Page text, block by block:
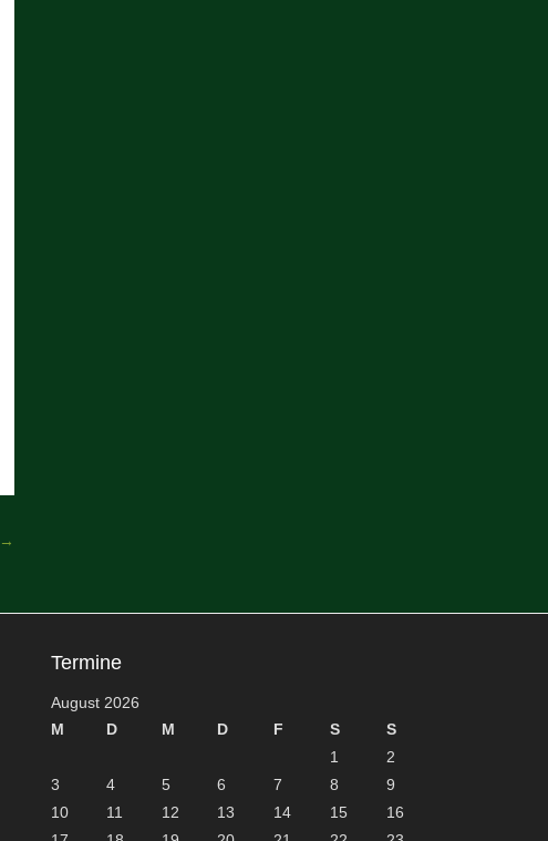
→
Termine
August 2026
M
D M D F S
S
1
2
3
4 5 6 7 8
9
10
11 12 13 14 15
16